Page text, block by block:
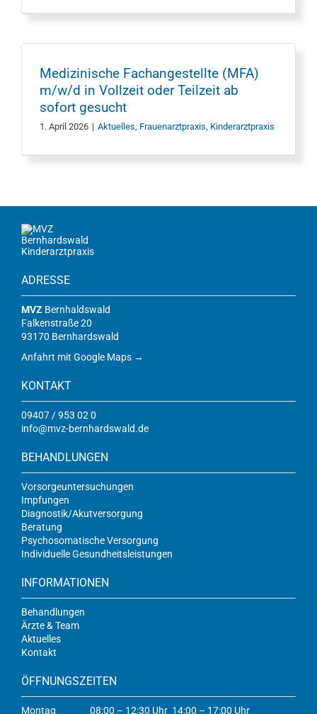
Medizinische Fachangestellte (MFA)
m/w/d in Vollzeit oder Teilzeit ab
sofort gesucht
1. April 2026 | Aktuelles, Frauenarztpraxis, Kinderarztpraxis
Kinderarztpraxis
ADRESSE
MVZ Bernhaldswald
Falkenstraße 20
93170 Bernhardswald
Anfahrt mit Google Maps →
KONTAKT
09407 / 953 02 0
info@mvz-bernhardswald.de
BEHANDLUNGEN
Vorsorgeuntersuchungen
Impfungen
Diagnostik/Akutversorgung
Beratung
Psychosomatische Versorgung
Individuelle Gesundheitsleistungen
INFORMATIONEN
Behandlungen
Ärzte & Team
Aktuelles
Kontakt
ÖFFNUNGSZEITEN
Montag 08:00 – 12:30 Uhr 14:00 – 17:00 Uhr